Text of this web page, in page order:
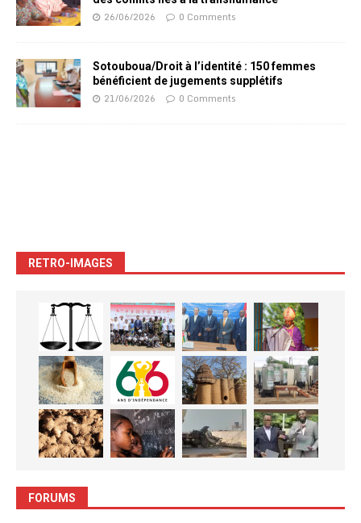
26/06/2026 0 Comments
Sotouboua/Droit à l’identité : 150 femmes
bénéficient de jugements supplétifs
21/06/2026 0 Comments
RETRO-IMAGES
FORUMS